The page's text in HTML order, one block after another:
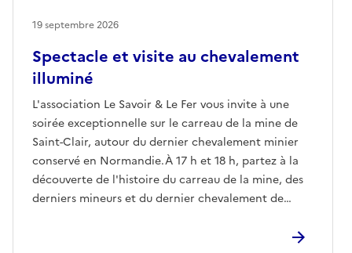
Spectacle et visite au chevalement
illuminé
L'association Le Savoir & Le Fer vous invite à une
soirée exceptionnelle sur le carreau de la mine de
Saint-Clair, autour du dernier chevalement minier
conservé en Normandie.À 17 h et 18 h, partez à la
découverte de l'histoire du carreau de la mine, des
derniers mineurs et du dernier chevalement de
laissez-vous ensuite emporter par « Fer autour d'un
19 septembre 2026